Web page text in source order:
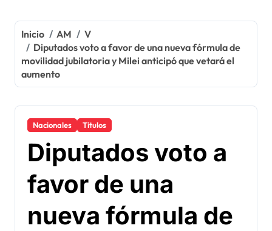
Inicio AM
V
Diputados voto a favor de una nueva fórmula de
movilidad jubilatoria y Milei anticipó que vetará el
aumento
Nacionales Titulos
Diputados voto a
favor de una
nueva fórmula de